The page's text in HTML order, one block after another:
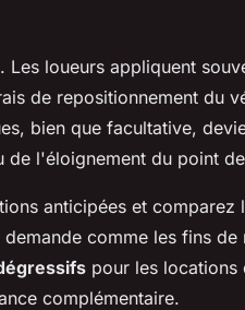
Les loueurs appliquent
de repositionnement du
bien que facultative,
de l'éloignement du point
anticipées et comparez
comme les fins de
pour les locations
complémentaire.